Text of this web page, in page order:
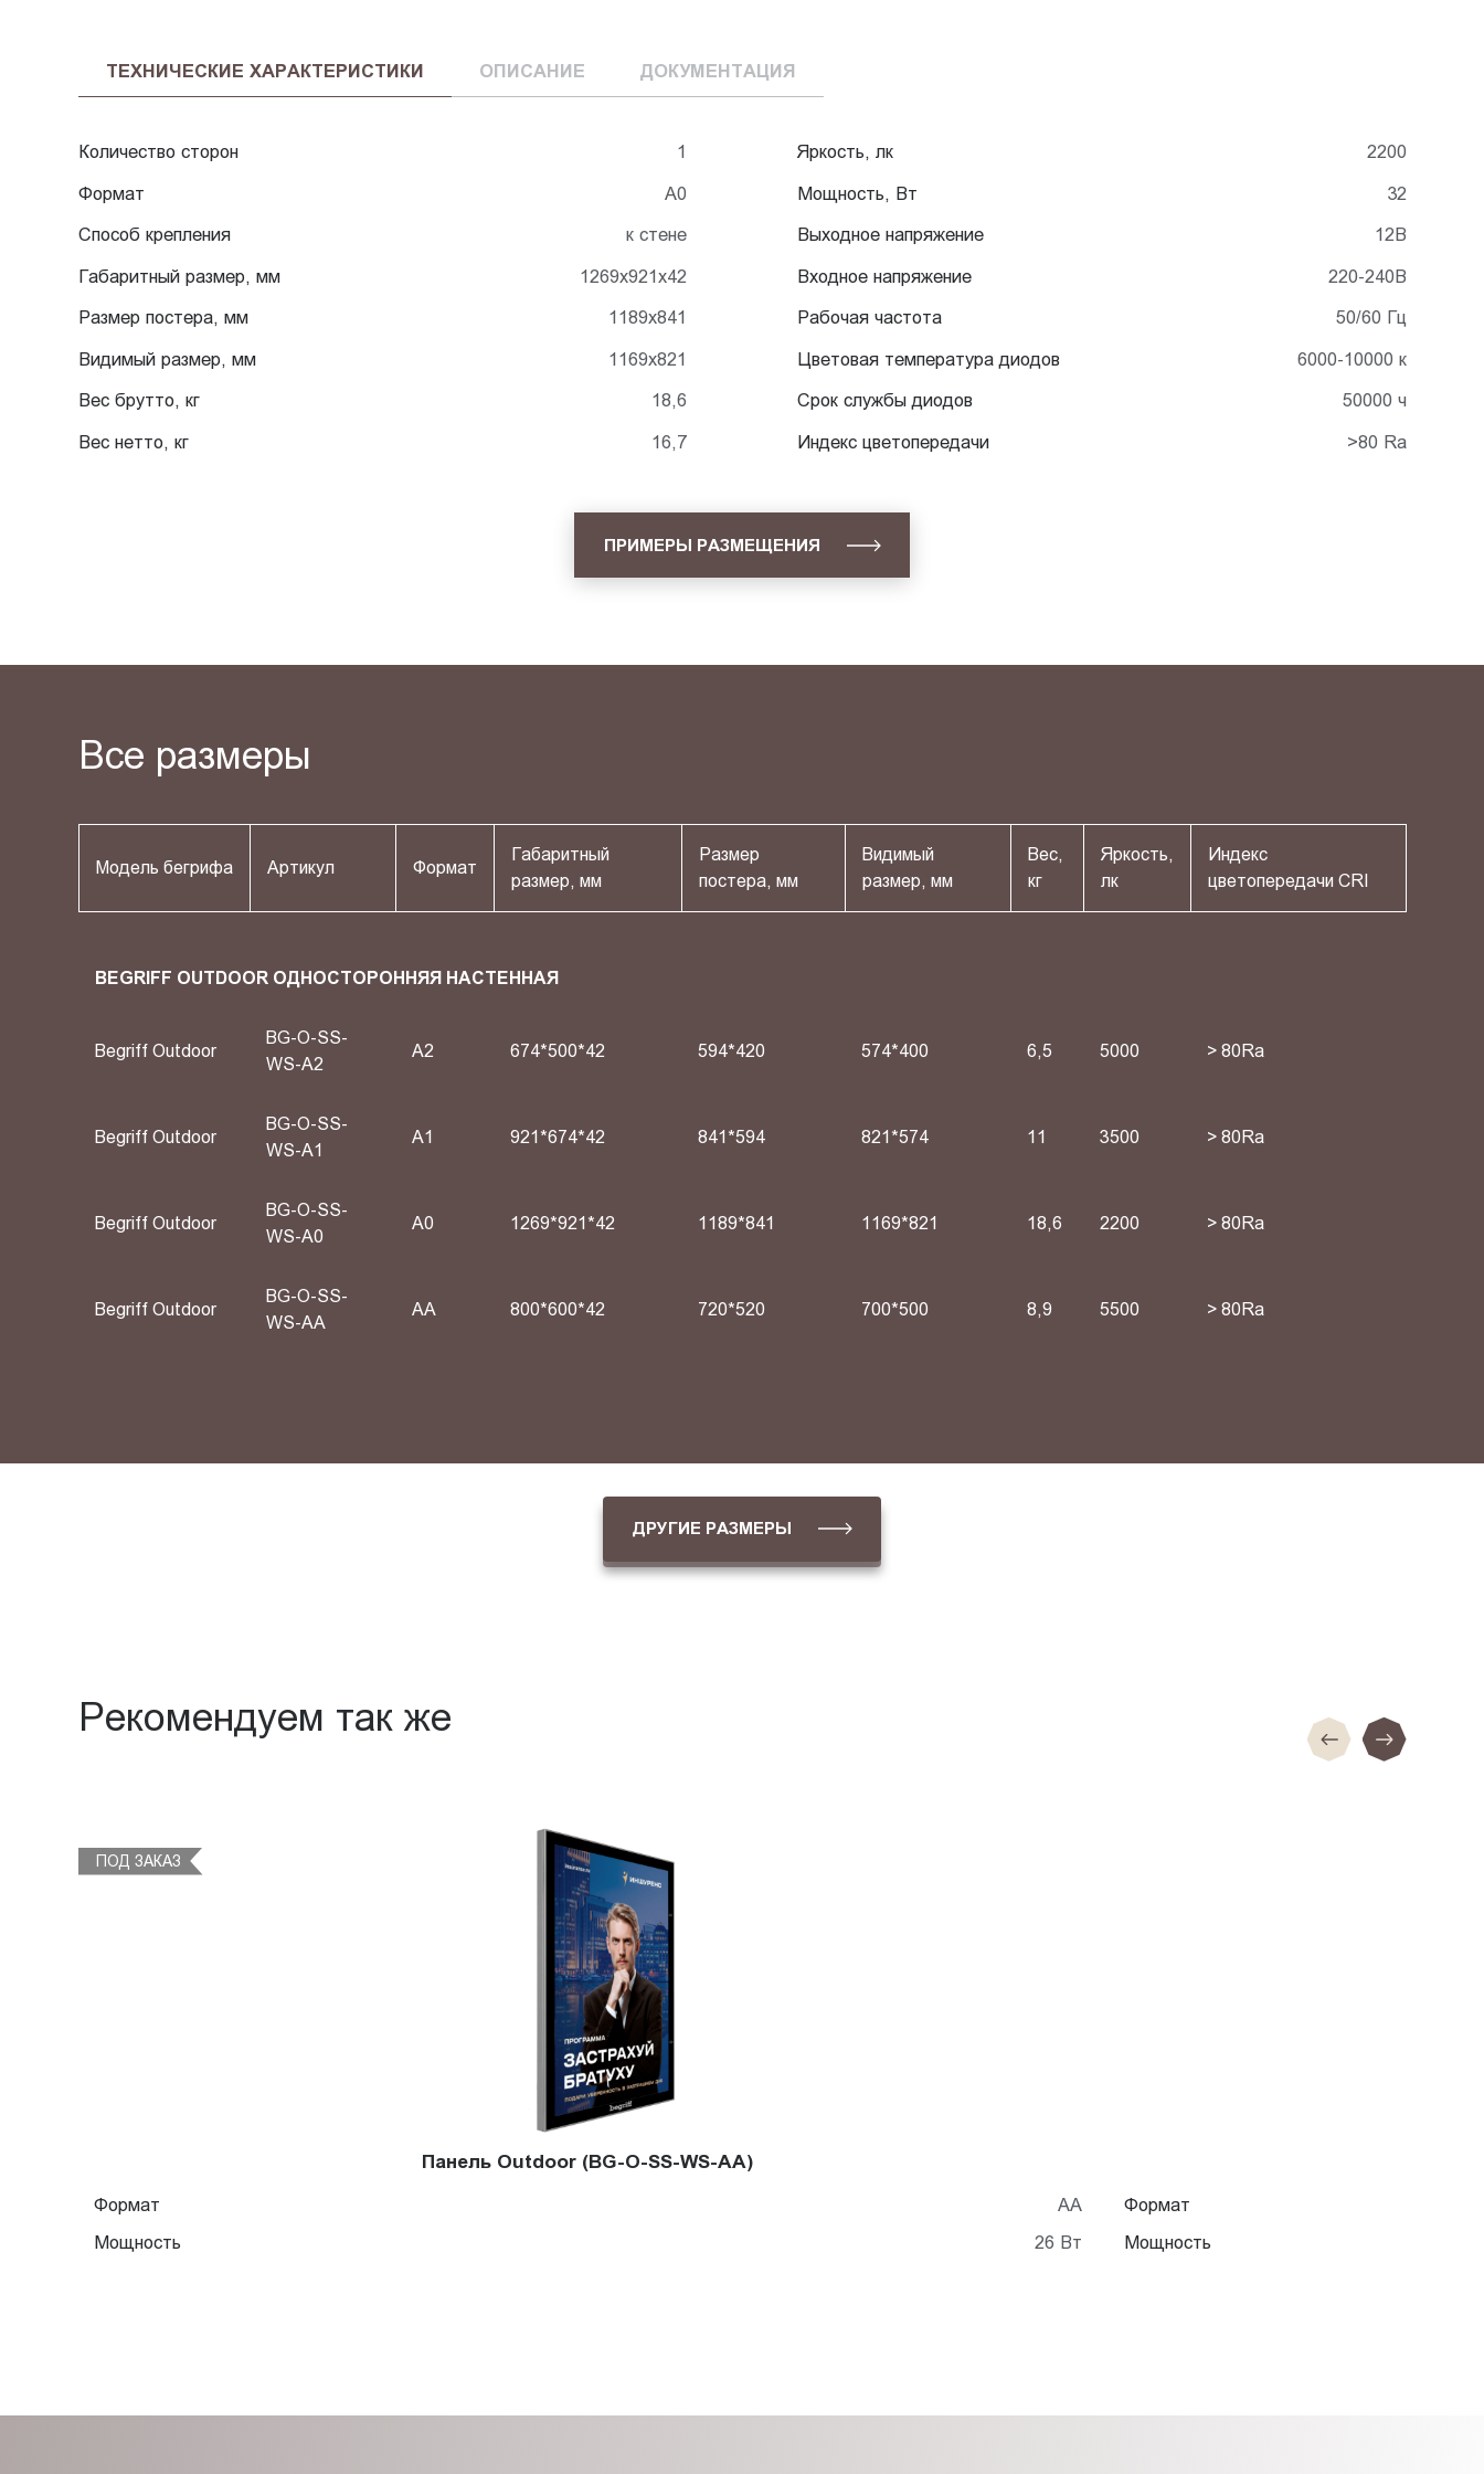
ТЕХНИЧЕСКИЕ ХАРАКТЕРИСТИКИ ОПИСАНИЕ ДОКУМЕНТАЦИЯ
Количество сторон 1
Формат А0
Способ крепления к стене
Габаритный размер, мм 1269x921x42
Размер постера, мм 1189x841
Видимый размер, мм 1169x821
Вес брутто, кг 18,6
Вес нетто, кг 16,7
Яркость, лк 2200
Мощность, Вт 32
Выходное напряжение 12В
Входное напряжение 220-240В
Рабочая частота 50/60 Гц
Цветовая температура диодов 6000-10000 к
Срок службы диодов 50000 ч
Индекс цветопередачи >80 Ra
ПРИМЕРЫ РАЗМЕЩЕНИЯ
Все размеры
Модель бегрифа Артикул Формат
Габаритный
размер, мм
Размер
постера, мм
Видимый
размер, мм
Вес,
кг
Яркость,
лк
Индекс
цветопередачи СRI
BEGRIFF OUTDOOR ОДНОСТОРОННЯЯ НАСТЕННАЯ
Begriff Outdoor
BG-O-SS-
WS-A2
A2 674*500*42 594*420 574*400 6,5 5000 > 80Ra
Begriff Outdoor
BG-O-SS-
WS-A1
A1 921*674*42 841*594 821*574 11 3500 > 80Ra
Begriff Outdoor
BG-O-SS-
WS-A0
А0 1269*921*42 1189*841 1169*821 18,6 2200 > 80Ra
Begriff Outdoor
BG-O-SS-
WS-AA
АА 800*600*42 720*520 700*500 8,9 5500 > 80Ra
ДРУГИЕ РАЗМЕРЫ
Рекомендуем так же
ПОД ЗАКАЗ
Панель Outdoor (BG-O-SS-WS-AA)
Формат
АА
Мощность
26 Вт
Формат
Мощность